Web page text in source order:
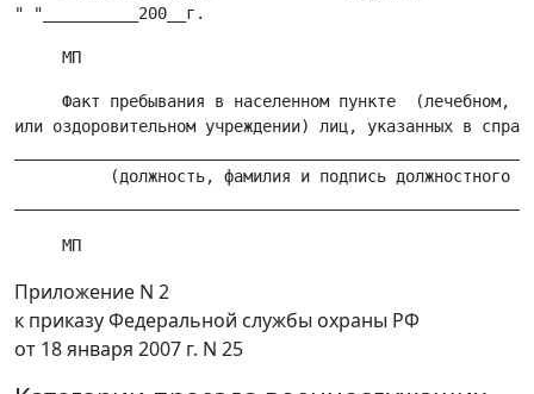
Факт пребывания в населенном пункте  (лечебном,
или оздоровительном учреждении) лиц, указанных в
(должность, фамилия и подпись должностного
Приложение N 2
к приказу Федеральной службы охраны РФ
от 18 января 2007 г. N 25